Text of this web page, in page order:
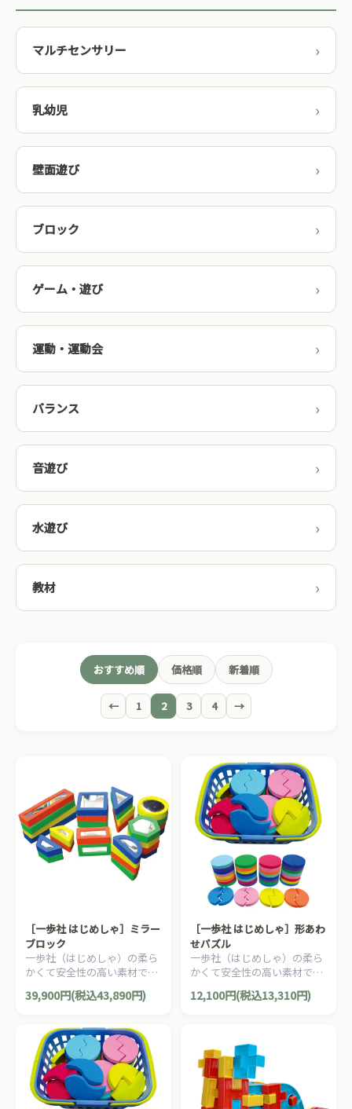
マルチセンサリー
乳幼児
壁面遊び
ブロック
ゲーム・遊び
運動・運動会
バランス
音遊び
水遊び
教材
おすすめ順 価格順 新着順
← 1 2 3 4 →
［一歩社 はじめしゃ］ミラー
ブロック
一歩社（はじめしゃ）の柔ら
かくて安全性の高い素材で作
両面に割れないミラーが付い
39,900円(税込43,890円)
［一歩社 はじめしゃ］形あわ
せパズル
一歩社（はじめしゃ）の柔ら
かくて安全性の高い素材で作
全性の高いEVAスポンジ製の
12,100円(税込13,310円)